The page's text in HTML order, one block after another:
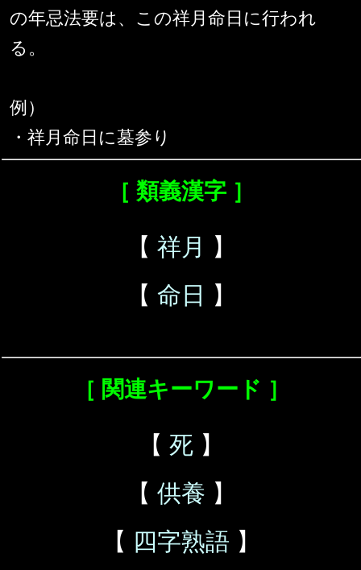
の年忌法要は、この祥月命日に行われ
る。
例）
・祥月命日に墓参り
［ 類義漢字 ］
【 祥月
】
【 命日 】
［ 関連キーワード ］
【 死 】
【 供養 】
【 四字熟語 】